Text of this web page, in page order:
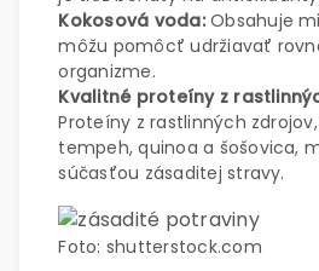
Kokosová voda:Obsahuje
môžu pomôcť udržiavať
organizme.
Kvalitné proteíny z
Proteíny z rastlinných
tempeh, quinoa a šošovica,
súčasťou zásaditej stravy.
Foto: shutterstock.com